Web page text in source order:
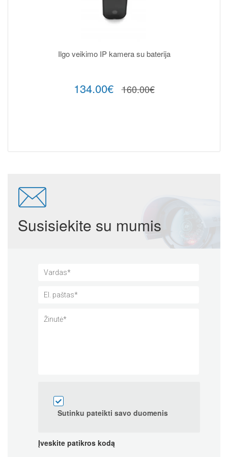
Ilgo veikimo IP kamera su baterija
134.00€ 160.00€
Susisiekite su mumis
Sutinku pateikti savo duomenis
Įveskite patikros kodą